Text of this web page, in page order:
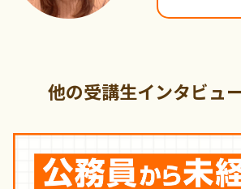
他の受講生インタビュ